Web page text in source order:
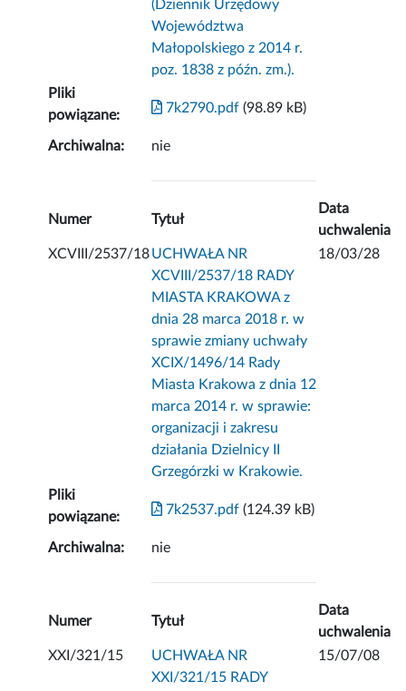
(Dziennik Urzędowy
Województwa
Małopolskiego z 2014 r.
poz. 1838 z późn. zm.).
Pliki
powiązane:
7k2790.pdf (98.89 kB)
Archiwalna: nie
Numer Tytuł
Data
uchwalenia
XCVIII/2537/18UCHWAŁA NR
XCVIII/2537/18 RADY
MIASTA KRAKOWA z
dnia 28 marca 2018 r. w
sprawie zmiany uchwały
XCIX/1496/14 Rady
Miasta Krakowa z dnia 12
marca 2014 r. w sprawie:
organizacji i zakresu
działania Dzielnicy II
Grzegórzki w Krakowie.
18/03/28
Pliki
powiązane:
7k2537.pdf (124.39 kB)
Archiwalna: nie
Numer Tytuł
Data
uchwalenia
XXI/321/15
UCHWAŁA NR
XXI/321/15 RADY
15/07/08